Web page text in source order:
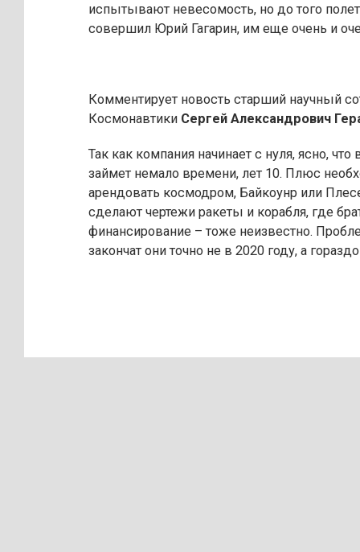
испытывают невесомость, но до того
совершил Юрий Гагарин, им еще очень и
Комментирует новость старший научный
Космонавтики Сергей Александрович
Так как компания начинает с нуля, ясно, что
займет немало времени, лет 10. Плюс
арендовать космодром, Байкоунр или
сделают чертежи ракеты и корабля, где
финансирование – тоже неизвестно.
закончат они точно не в 2020 году, а